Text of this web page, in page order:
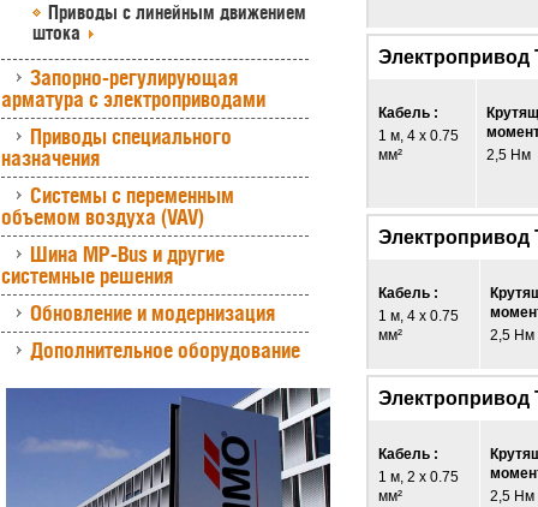
Приводы с линейным движением
штока
Запорно-регулирующая
арматура с электроприводами
Приводы специального
назначения
Системы с переменным
объемом воздуха (VAV)
Шина MP-Bus и другие
системные решения
Обновление и модернизация
Дополнительное оборудование
Электропривод
Кабель :
1 м, 4 x 0.75
мм²
2,5 Нм
Электропривод
Кабель :
1 м, 4 x 0.75
мм²
2,5 Нм
Электропривод
Кабель :
1 м, 2 x 0.75
мм²
2,5 Нм